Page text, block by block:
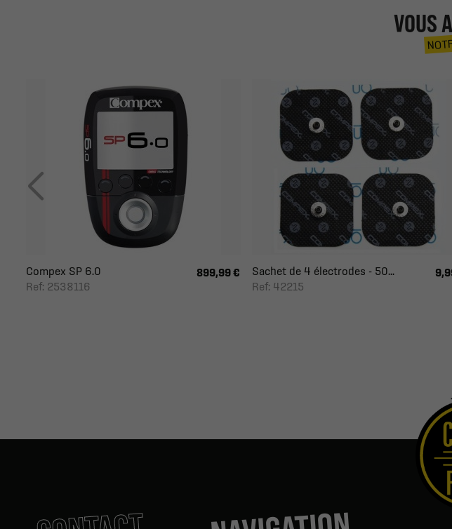
VOUS
Compex SP 6.0
Ref: 2538116
899,99 €
Sachet de 4 électrodes - 50...
Ref: 42215